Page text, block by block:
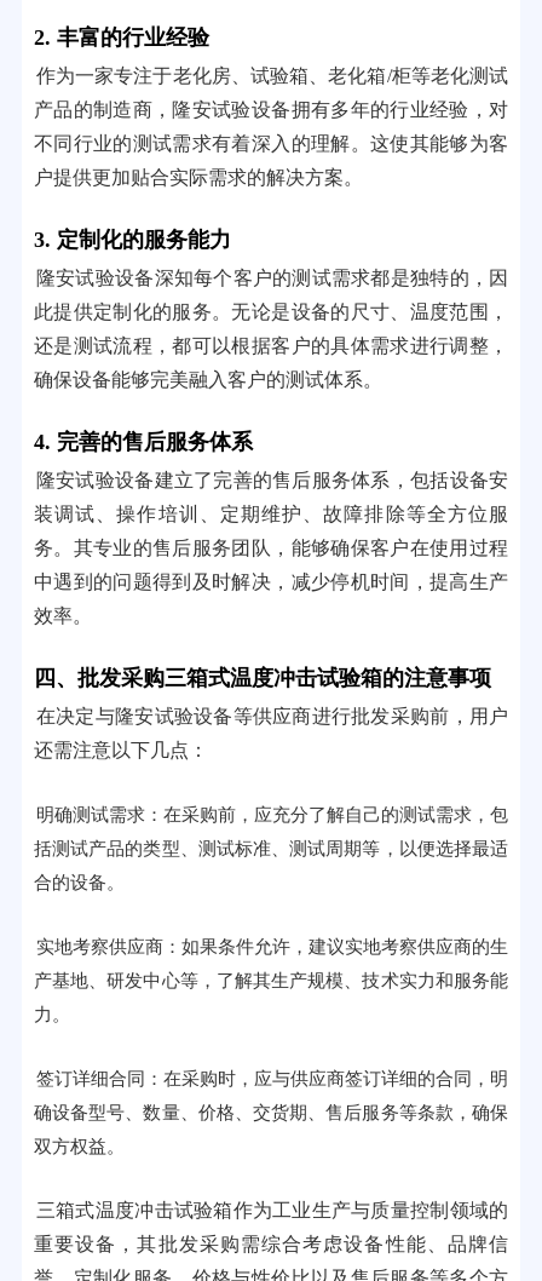
2. 丰富的行业经验
作为一家专注于老化房、试验箱、老化箱/柜等老化测试
产品的制造商，隆安试验设备拥有多年的行业经验，对
不同行业的测试需求有着深入的理解。这使其能够为客
户提供更加贴合实际需求的解决方案。
3. 定制化的服务能力
隆安试验设备深知每个客户的测试需求都是独特的，因
此提供定制化的服务。无论是设备的尺寸、温度范围，
还是测试流程，都可以根据客户的具体需求进行调整，
确保设备能够完美融入客户的测试体系。
4. 完善的售后服务体系
隆安试验设备建立了完善的售后服务体系，包括设备安
装调试、操作培训、定期维护、故障排除等全方位服
务。其专业的售后服务团队，能够确保客户在使用过程
中遇到的问题得到及时解决，减少停机时间，提高生产
效率。
四、批发采购三箱式温度冲击试验箱的注意事项
在决定与隆安试验设备等供应商进行批发采购前，用户
还需注意以下几点：
明确测试需求：在采购前，应充分了解自己的测试需求，包
括测试产品的类型、测试标准、测试周期等，以便选择最适
合的设备。
实地考察供应商：如果条件允许，建议实地考察供应商的生
产基地、研发中心等，了解其生产规模、技术实力和服务能
力。
签订详细合同：在采购时，应与供应商签订详细的合同，明
确设备型号、数量、价格、交货期、售后服务等条款，确保
双方权益。
三箱式温度冲击试验箱作为工业生产与质量控制领域的
重要设备，其批发采购需综合考虑设备性能、品牌信